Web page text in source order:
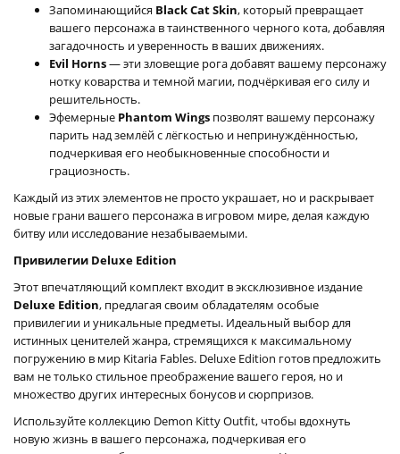
Запоминающийся Black Cat Skin, который превращает
вашего персонажа в таинственного черного кота, добавляя
загадочность и уверенность в ваших движениях.
Evil Horns— эти зловещие рога добавят вашему персонажу
нотку коварства и темной магии, подчёркивая его силу и
решительность.
Эфемерные Phantom Wings позволят вашему персонажу
парить над землёй с лёгкостью и непринуждённостью,
подчеркивая его необыкновенные способности и
грациозность.
Каждый из этих элементов не просто украшает, но и раскрывает
новые грани вашего персонажа в игровом мире, делая каждую
битву или исследование незабываемыми.
Привилегии Deluxe Edition
Этот впечатляющий комплект входит в эксклюзивное издание
Deluxe Edition, предлагая своим обладателям особые
привилегии и уникальные предметы. Идеальный выбор для
истинных ценителей жанра, стремящихся к максимальному
погружению в мир Kitaria Fables. Deluxe Edition готов предложить
вам не только стильное преображение вашего героя, но и
множество других интересных бонусов и сюрпризов.
Используйте коллекцию Demon Kitty Outfit, чтобы вдохнуть
новую жизнь в вашего персонажа, подчеркивая его